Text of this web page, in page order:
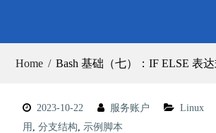
Home Bash 基础（七）：IF ELSE 表
2023-10-22 服务账户 Linux
用 , 分支结构, 示例脚本